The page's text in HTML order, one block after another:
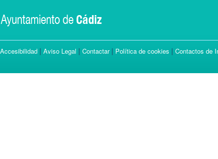
Accesibilidad | Aviso Legal | Contactar| Política de cookies | Contactos de